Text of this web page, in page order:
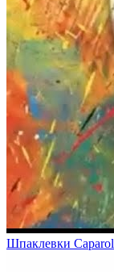
Шпаклевки Caparol